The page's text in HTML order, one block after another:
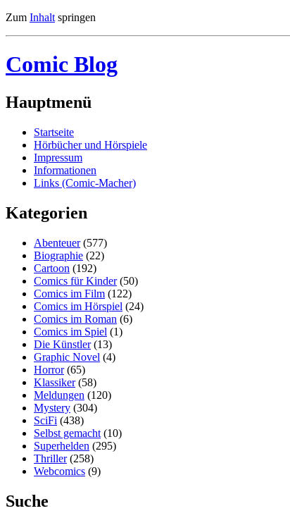
Zum Inhalt springen
Comic Blog
Hauptmenü
Startseite
Hörbücher und Hörspiele
Impressum
Informationen
Links (Comic-Macher)
Kategorien
Abenteuer(577)
Biographie (22)
Cartoon (192)
Comics für Kinder(50)
Comics im Film (122)
Comics im Hörspiel (24)
Comics im Roman (6)
Comics im Spiel (1)
Die Künstler(13)
Graphic Novel (4)
Horror(65)
Klassiker(58)
Meldungen (120)
Mystery (304)
SciFi (438)
Selbst gemacht (10)
Superhelden (295)
Thriller(258)
Webcomics (9)
Suche